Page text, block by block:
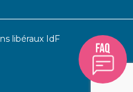
libéraux IdF